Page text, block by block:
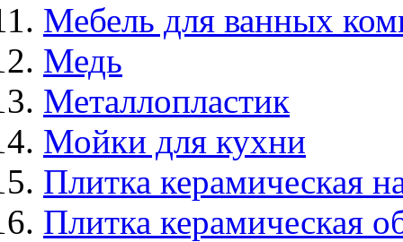
Мебель для ванных
Медь
Металлопластик
Мойки для кухни
Плитка керамическая
Плитка керамическая